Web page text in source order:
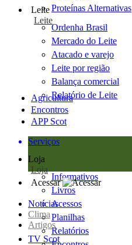
Proteínas Alternativas
Leite
Leite
Ordenha Brasil
Mercado do Leite
Atacado e varejo
Leite por região
Balança comercial
Relatório de Leite
Agricultura
Encontros
APP Scot
Serviços
Loja
Loja
Informativos
Livros
Acessos
Planilhas
Relatórios
Acessar
Notícias
Clima
Artigos
TV Scot